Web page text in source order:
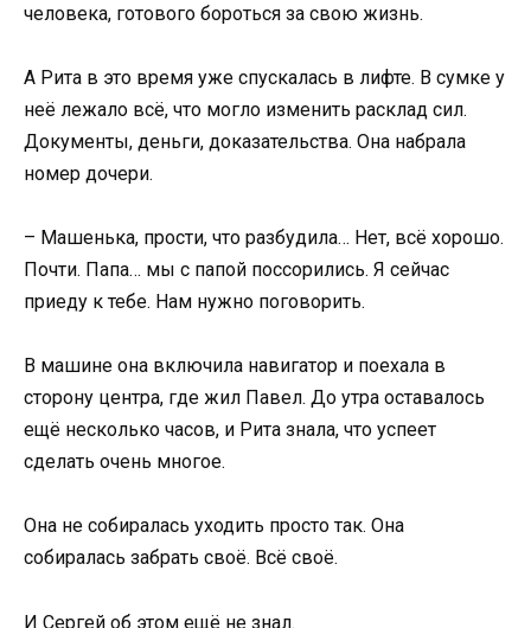
человека, готового бороться за свою жизнь.
А Рита в это время уже спускалась в лифте. В сумке у
неё лежало всё, что могло изменить расклад сил.
Документы, деньги, доказательства. Она набрала
номер дочери.
– Машенька, прости, что разбудила… Нет, всё хорошо.
Почти. Папа… мы с папой поссорились. Я сейчас
приеду к тебе. Нам нужно поговорить.
В машине она включила навигатор и поехала в
сторону центра, где жил Павел. До утра оставалось
ещё несколько часов, и Рита знала, что успеет
сделать очень многое.
Она не собиралась уходить просто так. Она
собиралась забрать своё. Всё своё.
И Сергей об этом ещё не знал.